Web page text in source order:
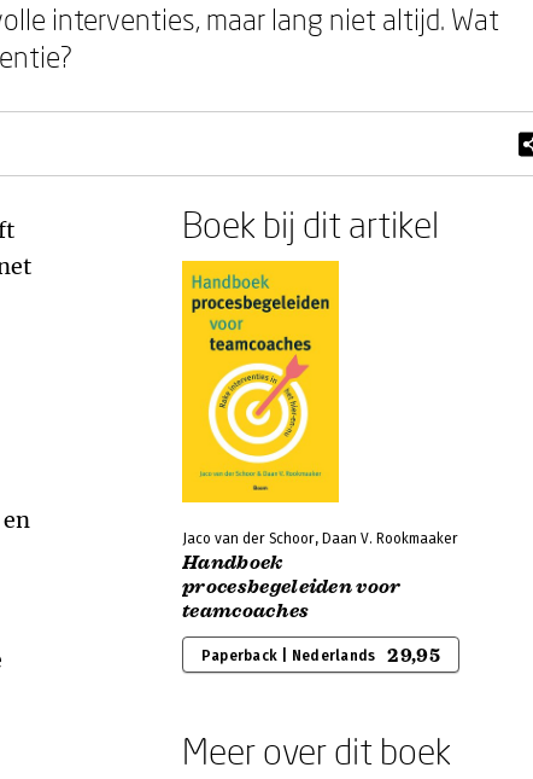
interventies, maar lang niet altijd. Wat
Boek bij dit artikel
Jaco van der Schoor, Daan V. Rookmaaker
Handboek
procesbegeleiden voor
teamcoaches
Paperback | Nederlands 29,95
Meer over dit boek